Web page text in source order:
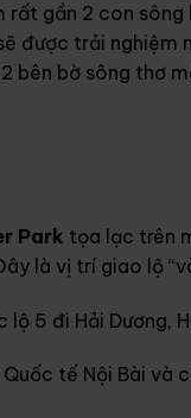
rất gần 2 con
được trải
bên bờ sông thơ
Park tọa lạc trên
là vị trí giao lộ
5 đi Hải Dương,
tế Nội Bài và